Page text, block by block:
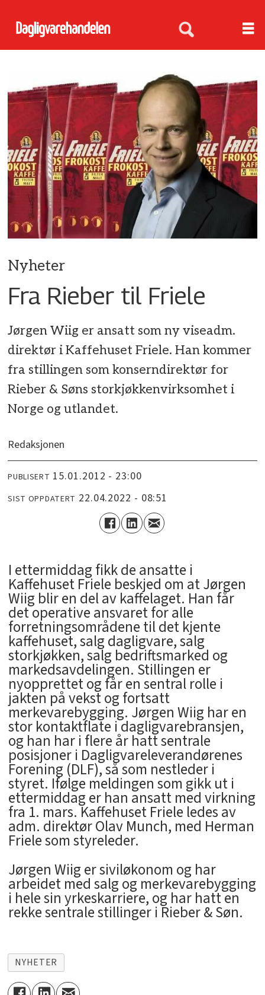
Nyheter
Fra Rieber til Friele
Jørgen Wiig er ansatt som ny viseadm.
direktør i Kaffehuset Friele. Han kommer
fra stillingen som konserndirektør for
Rieber & Søns storkjøkkenvirksomhet i
Norge og utlandet.
Redaksjonen
PUBLISERT 15.01.2012 - 23:00
SIST OPPDATERT 22.04.2022 - 08:51
I ettermiddag fikk de ansatte i
Kaffehuset Friele beskjed om at Jørgen
Wiig blir en del av kaffelaget. Han får
det operative ansvaret for alle
forretningsområdene til det kjente
kaffehuset, salg dagligvare, salg
storkjøkken, salg bedriftsmarked og
markedsavdelingen. Stillingen er
nyopprettet og får en sentral rolle i
jakten på vekst og fortsatt
merkevarebygging. Jørgen Wiig har en
stor kontaktflate i dagligvarebransjen,
og han har i flere år hatt sentrale
posisjoner i Dagligvareleverandørenes
Forening (DLF), så som nestleder i
styret. Ifølge meldingen som gikk ut i
ettermiddag er han ansatt med virkning
fra 1. mars. Kaffehuset Friele ledes av
adm. direktør Olav Munch, med Herman
Friele som styreleder.
Jørgen Wiig er siviløkonom og har
arbeidet med salg og merkevarebygging
i hele sin yrkeskarriere, og har hatt en
rekke sentrale stillinger i Rieber & Søn.
NYHETER